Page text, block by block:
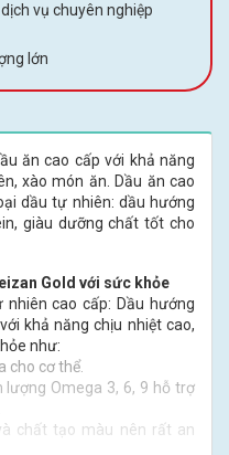
vụ chuyên nghiệp
lớn
ăn cao cấp với khả năng
xào món ăn. Dầu ăn cao
dầu tự nhiên: dầu hướng
giàu dưỡng chất tốt cho
Gold với sức khỏe
nhiên cao cấp: Dầu hướng
khả năng chịu nhiệt cao,
như:
cho cơ thể.
lượng Omega 3, 6, 9 hỗ trợ
chất tạo màu nên rất an